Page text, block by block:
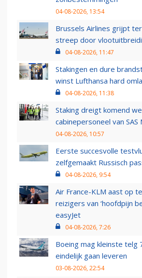
04-08-2026, 13:54
Brussels Airlines grijpt
streep door
04-08-2026, 11:47
Stakingen en dure
winst Lufthansa hard
04-08-2026, 11:38
Staking dreigt komend
cabinepersoneel van
04-08-2026, 10:57
Eerste succesvolle
zelfgemaakt Russisch
04-08-2026, 9:54
Air France-KLM aast op
reizigers van ‘hoofdpijn
easyJet
04-08-2026, 7:26
Boeing mag kleinste telg
eindelijk gaan leveren
03-08-2026, 22:54